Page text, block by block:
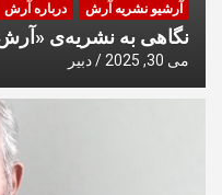
آرشیو نشریه آرش درباره آرش
نگاهی به نشریه‌ی
می 30, 2025 دبیر